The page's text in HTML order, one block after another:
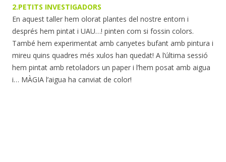
2.PETITS INVESTIGADORS
En aquest taller hem olorat plantes del nostre entorn i
després hem pintat i UAU…! pinten com si fossin colors.
També hem experimentat amb canyetes bufant amb pintura i
mireu quins quadres més xulos han quedat! A l’última sessió
hem pintat amb retoladors un paper i l’hem posat amb aigua
i… MÀGIA l’aigua ha canviat de color!